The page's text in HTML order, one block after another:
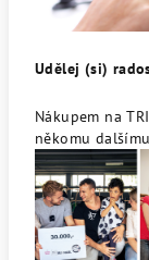
Udělej (si)
Nákupem na
někomu